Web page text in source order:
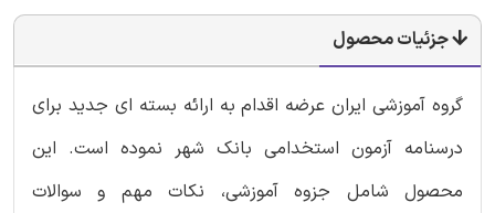
جزئیات محصول
گروه آموزشی ایران عرضه اقدام به ارائه بسته ای جدید برای
درسنامه آزمون استخدامی بانک شهر نموده است. این
محصول شامل جزوه آموزشی، نکات مهم و سوالات